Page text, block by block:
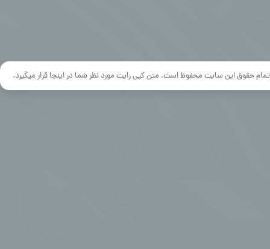
تمام حقوق این سایت محفوظ است. متن کپی رایت مورد نظر شما در اینجا قرار میگیرد.